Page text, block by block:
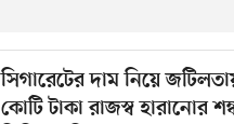
সিগারেটের দাম নিয়ে
কোটি টাকা রাজস্ব হারানোর